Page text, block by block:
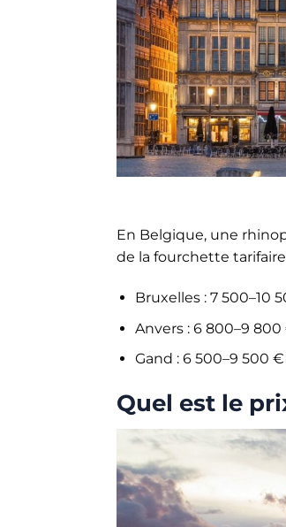
En Belgique, une
de la fourchette
Bruxelles : 7 500–10
Anvers : 6 800–9 800
Gand : 6 500–9 500 €
Quel est le